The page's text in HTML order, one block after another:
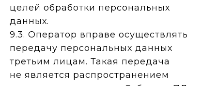
целей обработки персональных
данных.
9.3. Оператор вправе осуществлять
передачу персональных данных
третьим лицам. Такая передача
не является распространением